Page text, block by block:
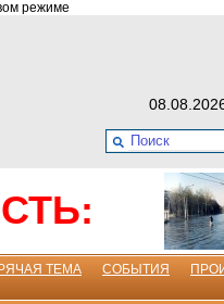
режиме
ТЕМА СОБЫТИЯ